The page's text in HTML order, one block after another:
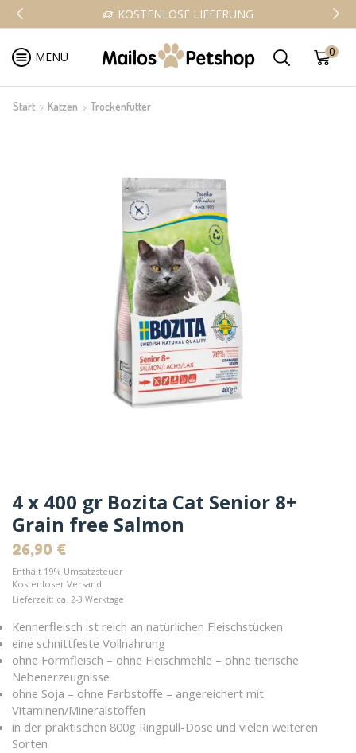
KOSTENLOSE LIEFERUNG
MENU 0
Start Katzen Trockenfutter
4 x 400 gr Bozita Cat Senior 8+
Grain free Salmon
26,90 €
Enthält 19% Umsatzsteuer
Kostenloser Versand
Lieferzeit: ca. 2-3 Werktage
Kennerfleisch ist reich an natürlichen Fleischstücken
eine schnittfeste Vollnahrung
ohne Formfleisch – ohne Fleischmehle – ohne tierische
Nebenerzeugnisse
ohne Soja – ohne Farbstoffe – angereichert mit
Vitaminen/Mineralstoffen
in der praktischen 800g Ringpull-Dose und vielen weiteren
Sorten